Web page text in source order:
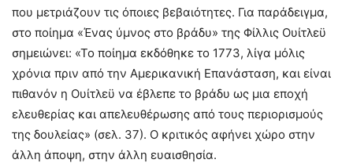
που μετριάζουν τις όποιες βεβαιότητες. Για παράδειγμα,
στο ποίημα «Ένας ύμνος στο βράδυ» της Φίλλις Ουίτλεϋ
σημειώνει: «Το ποίημα εκδόθηκε το 1773, λίγα μόλις
χρόνια πριν από την Αμερικανική Επανάσταση, και είναι
πιθανόν η Ουίτλεϋ να έβλεπε το βράδυ ως μια εποχή
ελευθερίας και απελευθέρωσης από τους περιορισμούς
της δουλείας» (σελ. 37). Ο κριτικός αφήνει χώρο στην
άλλη άποψη, στην άλλη ευαισθησία.